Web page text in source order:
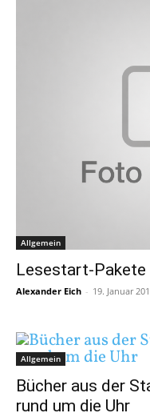
Allgemein
Lesestart-Pakete
Alexander Eich - 19. Januar
Allgemein
Bücher aus der
rund um die Uhr